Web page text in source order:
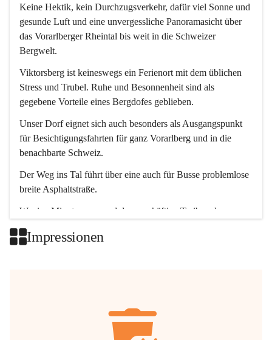
Keine Hektik, kein Durchzugsverkehr, dafür viel Sonne und
gesunde Luft und eine unvergessliche Panoramasicht über
das Vorarlberger Rheintal bis weit in die Schweizer
Bergwelt.
Viktorsberg ist keineswegs ein Ferienort mit dem üblichen
Stress und Trubel. Ruhe und Besonnenheit sind als
gegebene Vorteile eines Bergdofes geblieben.
Unser Dorf eignet sich auch besonders als Ausgangspunkt
für Besichtigungsfahrten für ganz Vorarlberg und in die
benachbarte Schweiz.
Der Weg ins Tal führt über eine auch für Busse problemlose
breite Asphaltstraße.
Wenige Minuten nur, und das geschäftige Treiben der
Impressionen